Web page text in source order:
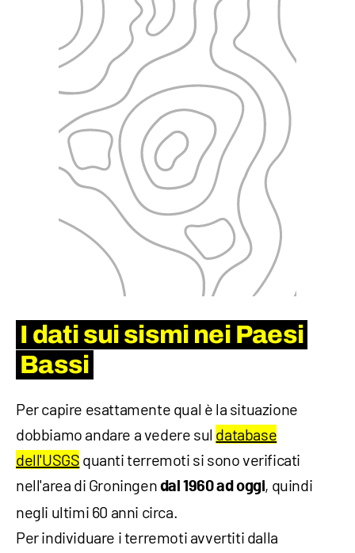
I dati sui sismi nei Paesi
Bassi
Per capire esattamente qual è la situazione
dobbiamo andare a vedere sul database
dell'USGS quanti terremoti si sono verificati
nell'area di Groningen dal 1960 ad oggi, quindi
negli ultimi 60 anni circa.
Per individuare i terremoti avvertiti dalla